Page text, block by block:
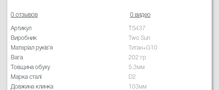
0 отзывов 0 видео
Артикул
TS437
Виробник
Two Sun
Матеріал руків'я
Титан+G10
Вага
202 гр
Товщина обуху
5.3мм
Марка сталі
D2
Довжина клинка
103мм